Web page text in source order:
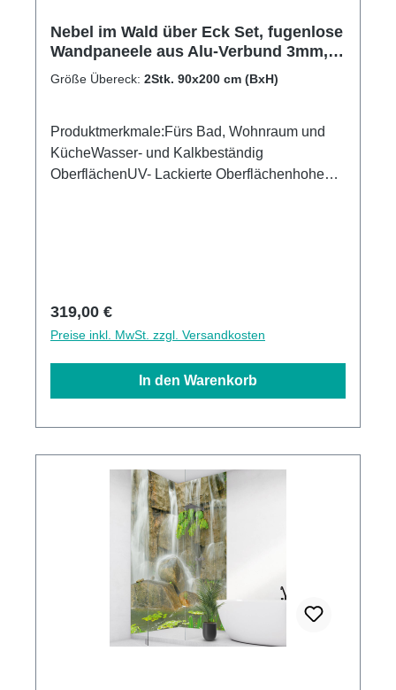
Nebel im Wald über Eck Set, fugenlose
Wandpaneele aus Alu-Verbund 3mm,
Duschrückwand
Größe Übereck: 2Stk. 90x200 cm (BxH)
Produktmerkmale:Fürs Bad, Wohnraum und
KücheWasser- und Kalkbeständig
OberflächenUV- Lackierte Oberflächenhohe
Regulärer Preis:
319,00 €
Preise inkl. MwSt. zzgl. Versandkosten
In den Warenkorb